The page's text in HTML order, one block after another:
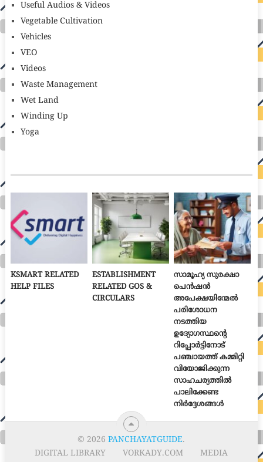
Useful Audios & Videos
Vegetable Cultivation
Vehicles
VEO
Videos
Waste Management
Wet Land
Winding Up
Yoga
KSMART RELATED
HELP FILES
ESTABLISHMENT
RELATED GOS &
CIRCULARS
സാമൂഹ്യ സുരക്ഷാ
പെൻഷൻ
അപേക്ഷയിന്മേൽ
പരിശോധന
നടത്തിയ
ഉദ്യോഗസ്ഥന്റെ
റിപ്പോർട്ടിനോട്
പഞ്ചായത്ത് കമ്മിറ്റി
വിയോജിക്കുന്ന
സാഹചര്യത്തിൽ
പാലിക്കേണ്ട
നിർദ്ദേശങ്ങൾ
© 2026PANCHAYATGUIDE.
DIGITAL LIBRARY
VORKADY.COM MEDIA